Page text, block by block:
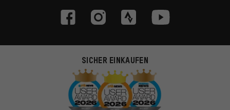
SICHER EINKAUFEN